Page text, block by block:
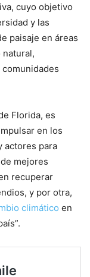
cuyo objetivo
y las
paisaje en áreas
Florida, es
en los
actores para
mejores
recuperar
y por otra,
climático en